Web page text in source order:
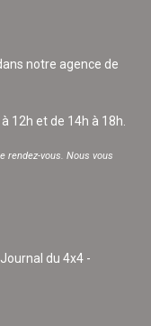
notre agence de
12h et de 14h à 18h.
rendez-vous. Nous vous
du 4x4 -